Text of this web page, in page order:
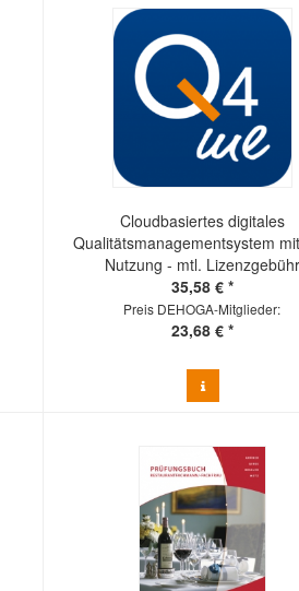
Cloudbasiertes digitales
Qualitätsmanagementsystem
Nutzung - mtl. Lizenzgebühr
35,58 € *
Preis DEHOGA-Mitglieder:
23,68 € *